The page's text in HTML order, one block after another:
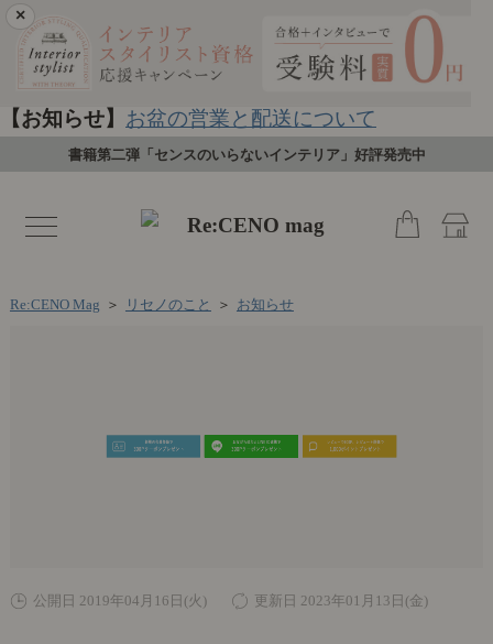
×
【お知らせ】 お盆の営業と配送について
書籍第二弾「センスのいらないインテリア」好評発売中
toggle
navigation
Re:CENO Mag ＞ リセノのこと ＞ お知らせ
公開日 2019年04月16日(火) 更新日 2023年01月13日(金)